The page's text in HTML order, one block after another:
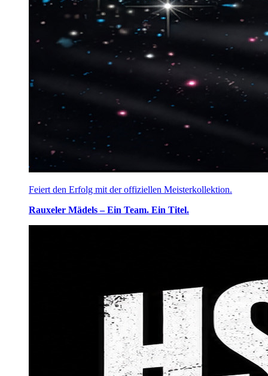
Feiert den Erfolg mit der offiziellen Meisterkollektion.
Rauxeler Mädels – Ein Team. Ein Titel.